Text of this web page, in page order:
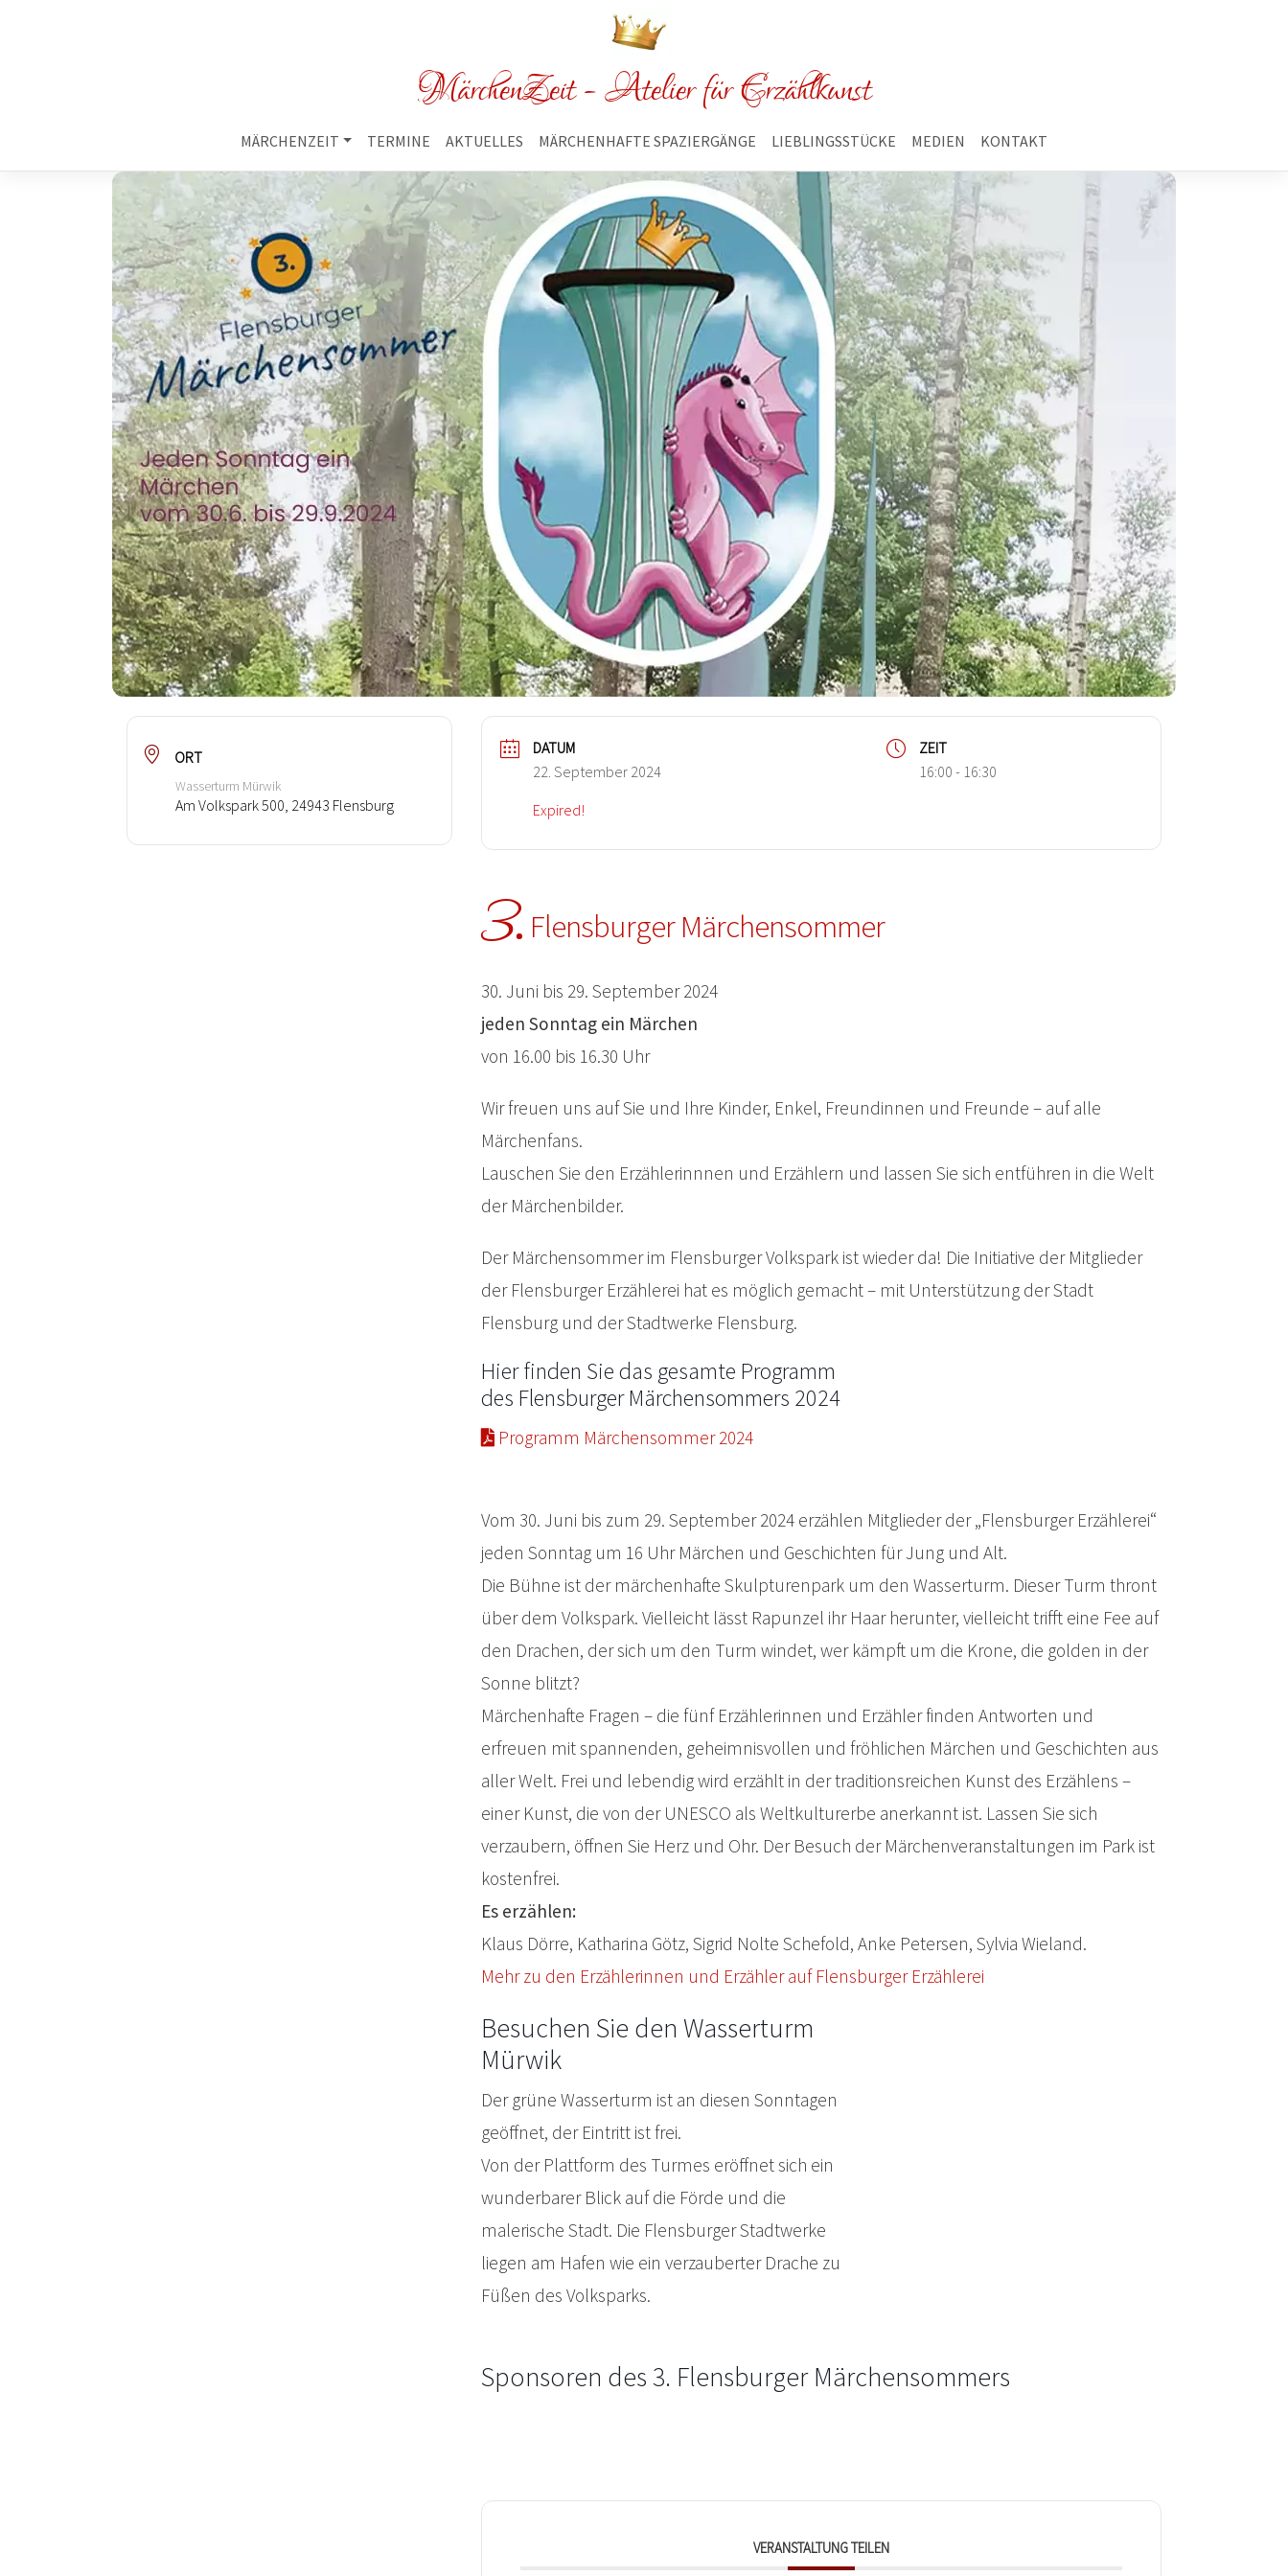
MärchenZeit - Atelier für Erzählkunst
MÄRCHENZEIT TERMINE AKTUELLES MÄRCHENHAFTE SPAZIERGÄNGE LIEBLINGSSTÜCKE MEDIEN KONTAKT
ORT
Wasserturm Mürwik
Am Volkspark 500, 24943 Flensburg
DATUM
22. September 2024
Expired!
ZEIT
16:00 - 16:30
3. Flensburger Märchensommer
30. Juni bis 29. September 2024
jeden Sonntag ein Märchen
von 16.00 bis 16.30 Uhr
Wir freuen uns auf Sie und Ihre Kinder, Enkel, Freundinnen und Freunde – auf alle
Märchenfans.
Lauschen Sie den Erzählerinnnen und Erzählern und lassen Sie sich entführen in die Welt
der Märchenbilder.
Der Märchensommer im Flensburger Volkspark ist wieder da! Die Initiative der Mitglieder
der Flensburger Erzählerei hat es möglich gemacht – mit Unterstützung der Stadt
Flensburg und der Stadtwerke Flensburg.
Hier finden Sie das gesamte Programm
des Flensburger Märchensommers 2024
Programm Märchensommer 2024
Vom 30. Juni bis zum 29. September 2024 erzählen Mitglieder der „Flensburger Erzählerei“
jeden Sonntag um 16 Uhr Märchen und Geschichten für Jung und Alt.
Die Bühne ist der märchenhafte Skulpturenpark um den Wasserturm. Dieser Turm thront
über dem Volkspark. Vielleicht lässt Rapunzel ihr Haar herunter, vielleicht trifft eine Fee auf
den Drachen, der sich um den Turm windet, wer kämpft um die Krone, die golden in der
Sonne blitzt?
Märchenhafte Fragen – die fünf Erzählerinnen und Erzähler finden Antworten und
erfreuen mit spannenden, geheimnisvollen und fröhlichen Märchen und Geschichten aus
aller Welt. Frei und lebendig wird erzählt in der traditionsreichen Kunst des Erzählens –
einer Kunst, die von der UNESCO als Weltkulturerbe anerkannt ist. Lassen Sie sich
verzaubern, öffnen Sie Herz und Ohr. Der Besuch der Märchenveranstaltungen im Park ist
kostenfrei.
Es erzählen:
Klaus Dörre, Katharina Götz, Sigrid Nolte Schefold, Anke Petersen, Sylvia Wieland.
Mehr zu den Erzählerinnen und Erzähler auf Flensburger Erzählerei
Besuchen Sie den Wasserturm
Mürwik
Der grüne Wasserturm ist an diesen Sonntagen
geöffnet, der Eintritt ist frei.
Von der Plattform des Turmes eröffnet sich ein
wunderbarer Blick auf die Förde und die
malerische Stadt. Die Flensburger Stadtwerke
liegen am Hafen wie ein verzauberter Drache zu
Füßen des Volksparks.
Sponsoren des 3. Flensburger Märchensommers
VERANSTALTUNG TEILEN